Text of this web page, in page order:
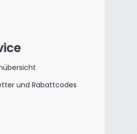
und Rabattcodes